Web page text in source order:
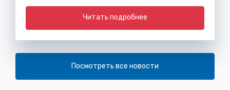
Читать подробнее
Посмотреть все новости